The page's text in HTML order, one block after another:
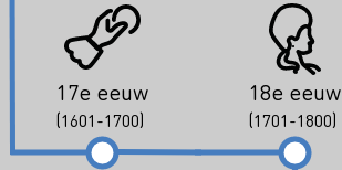
17e eeuw
(1601-1700)
18e eeuw
(1701-1800)